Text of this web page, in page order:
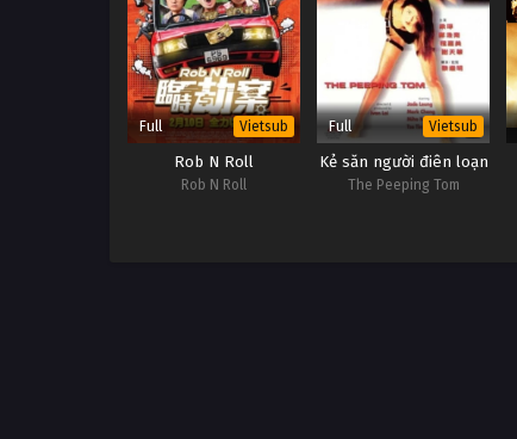
Full Vietsub
Rob N Roll
Rob N Roll
Full Vietsub
Kẻ săn người điên loạn
The Peeping Tom